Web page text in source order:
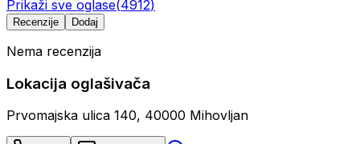
Prikaži sve oglase(4912)
Recenzije Dodaj
Nema recenzija
Lokacija oglašivača
Prvomajska ulica 140, 40000 Mihovljan